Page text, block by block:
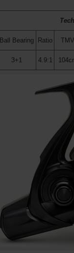
Ball Bearing Ratio TMV
3+1 4.9:1